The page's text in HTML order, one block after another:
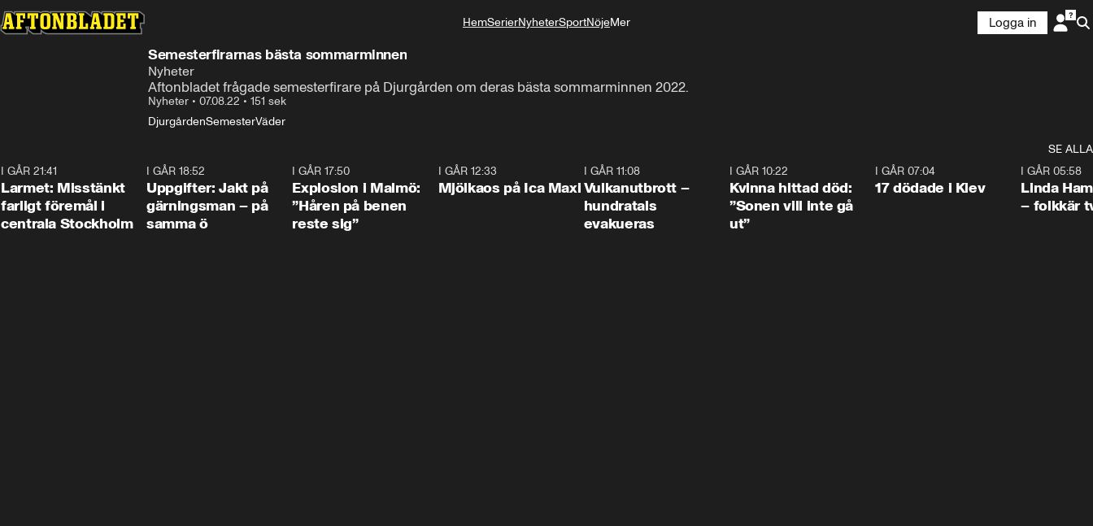
HemSerierNyheterSportNöjeMer
Logga in
Semesterfirarnas bästa sommarminnen
Nyheter
Aftonbladet frågade semesterfirare på Djurgården om deras bästa sommarminnen 2022.
Nyheter • 07.08.22 • 151 sek
DjurgårdenSemesterVäder
SE ALLA
I GÅR 21:41
Larmet: Misstänkt
farligt föremål i
centrala Stockholm
I GÅR 18:52
Uppgifter: Jakt på
gärningsman – på
samma ö
I GÅR 17:50
Explosion i Malmö:
”Håren på benen
reste sig”
I GÅR 12:33
Mjölkaos på Ica Maxi
I GÅR 11:08
Vulkanutbrott –
hundratals
evakueras
I GÅR 10:22
Kvinna hittad död:
”Sonen vill inte gå
ut”
I GÅR 07:04
17 dödade i Kiev
I GÅR 05:58
Linda
– folkkär